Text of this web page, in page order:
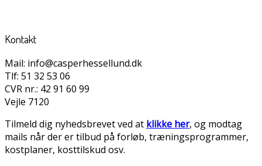
Kontakt
Mail: info@casperhessellund.dk
Tlf: 51 32 53 06
CVR nr.: 42 91 60 99
Vejle 7120
Tilmeld dig nyhedsbrevet ved at klikke her, og modtag
mails når der er tilbud på forløb, træningsprogrammer,
kostplaner, kosttilskud osv.